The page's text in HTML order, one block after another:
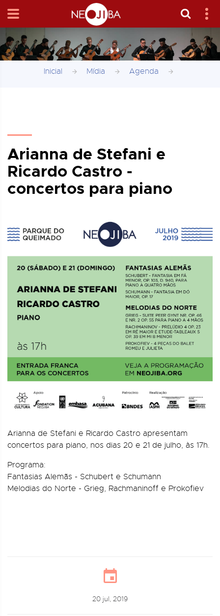
Inicial Mídia Agenda
Arianna de Stefani e
Ricardo Castro -
concertos para piano
Arianna de Stefani e Ricardo Castro apresentam
concertos para piano, nos dias 20 e 21 de julho, às 17h.
Programa:
Fantasias Alemãs - Schubert e Schumann
Melodias do Norte - Grieg, Rachmaninoff e Prokofiev
20 jul, 2019